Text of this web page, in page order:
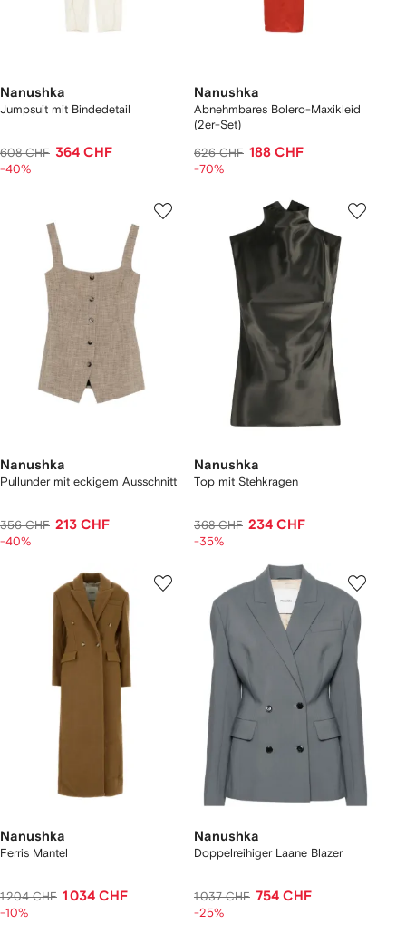
Nanushka
Jumpsuit mit Bindedetail
608 CHF 364 CHF
-40%
Nanushka
Abnehmbares Bolero-Maxikleid
(2er-Set)
626 CHF 188 CHF
-70%
Nanushka
Pullunder mit eckigem Ausschnitt
356 CHF 213 CHF
-40%
Nanushka
Top mit Stehkragen
368 CHF 234 CHF
-35%
Nanushka
Ferris Mantel
1 204 CHF 1 034 CHF
-10%
Nanushka
Doppelreihiger Laane Blazer
1 037 CHF 754 CHF
-25%